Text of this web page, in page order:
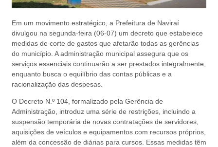
Em um movimento estratégico, a Prefeitura de Naviraí
divulgou na segunda-feira (06-07) um decreto que estabelece
medidas de corte de gastos que afetarão todas as gerências
do município. A administração municipal assegura que os
serviços essenciais continuarão a ser prestados integralmente,
enquanto busca o equilíbrio das contas públicas e a
racionalização das despesas.
O Decreto N.º 104, formalizado pela Gerência de
Administração, introduz uma série de restrições, incluindo a
suspensão temporária de novas contratações de servidores,
aquisições de veículos e equipamentos com recursos próprios,
além da concessão de diárias para cursos. Essas medidas têm